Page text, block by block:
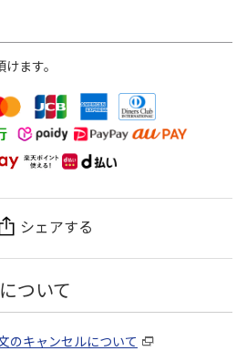
ます。
シェアする
ついて
のキャンセルについて